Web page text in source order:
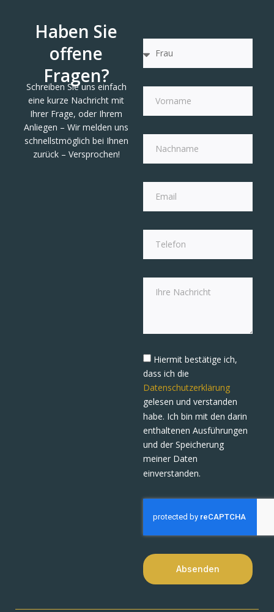
Haben Sie
offene
Fragen?
Schreiben Sie uns einfach
eine kurze Nachricht mit
Ihrer Frage, oder Ihrem
Anliegen – Wir melden uns
schnellstmöglich bei Ihnen
zurück – Versprochen!
Hiermit bestätige ich,
dass ich die
Datenschutzerklärung
gelesen und verstanden
habe. Ich bin mit den darin
enthaltenen Ausführungen
und der Speicherung
meiner Daten
einverstanden.
Absenden